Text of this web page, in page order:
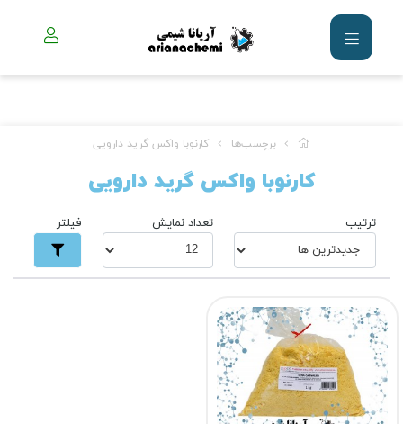
برچسب‌ها کارنوبا واکس گرید دارویی
کارنوبا واکس گرید دارویی
ترتیب تعداد نمایش فیلتر